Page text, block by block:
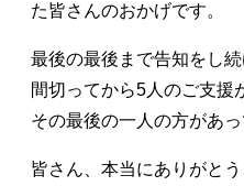
た皆さんのおかげです。
最後の最後まで告知をし
間切ってから5人のご支援
その最後の一人の方があ
皆さん、本当にありがとう